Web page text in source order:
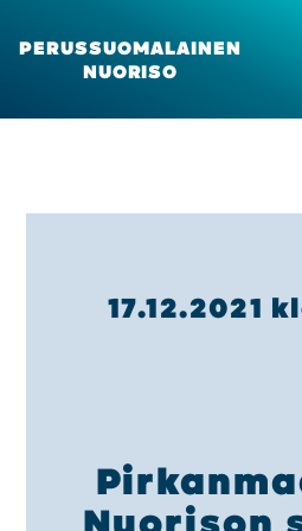
PERUSSUOMALAINEN
NUORISO
Pal­kit­se­mi­nen
Jäse­nek­si
About us
17.12.2021